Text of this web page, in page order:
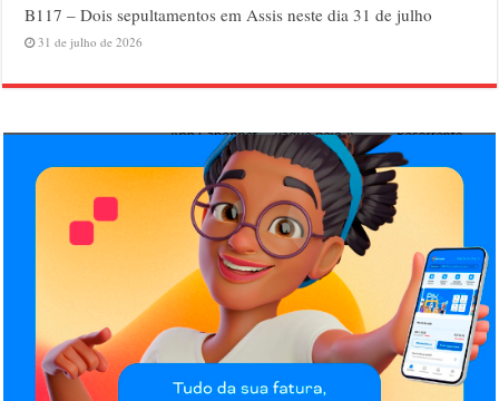
B117 – Dois sepultamentos em Assis neste dia 31 de julho
31 de julho de 2026